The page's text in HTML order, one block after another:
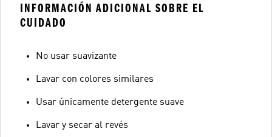
INFORMACIÓN ADICIONAL SOBRE EL
CUIDADO
No usar suavizante
Lavar con colores similares
Usar únicamente detergente suave
Lavar y secar al revés